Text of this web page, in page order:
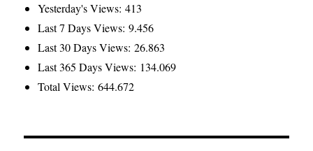
Yesterday's Views:413
Last 7 Days Views:9.456
Last 30 Days Views:26.863
Last 365 Days Views: 134.069
Total Views:644.672